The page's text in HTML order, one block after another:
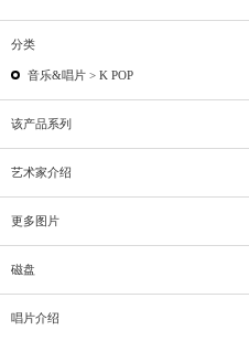
分类
音乐&唱片 > K POP
该产品系列
艺术家介绍
更多图片
磁盘
唱片介绍